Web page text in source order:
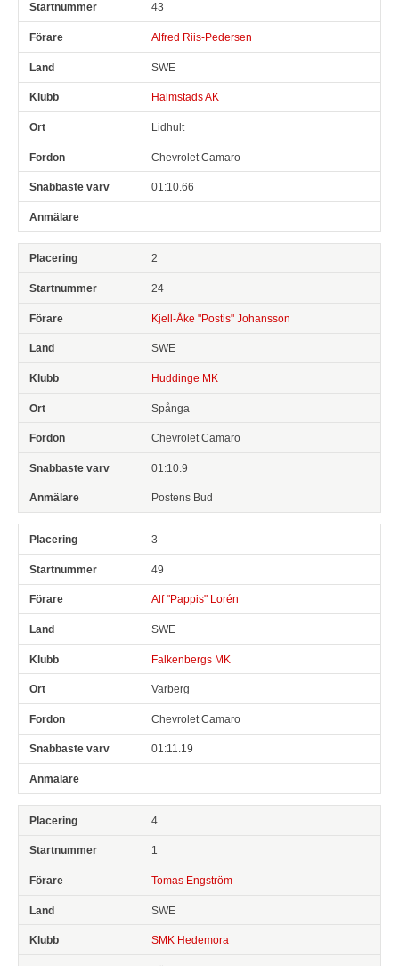
43
Alfred Riis-Pedersen
SWE
Halmstads AK
Lidhult
Chevrolet Camaro
01:10.66
2
24
Kjell-Åke "Postis" Johansson
SWE
Huddinge MK
Spånga
Chevrolet Camaro
01:10.9
Postens Bud
3
49
Alf "Pappis" Lorén
SWE
Falkenbergs MK
Varberg
Chevrolet Camaro
01:11.19
4
1
Tomas Engström
SWE
SMK Hedemora